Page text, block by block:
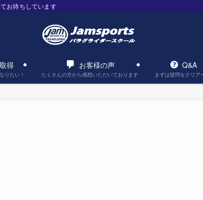
お待ちしています
得
りたい！
お客様の声
たくさんの方から感想いただいております
Q&A
まずは疑問をクリア